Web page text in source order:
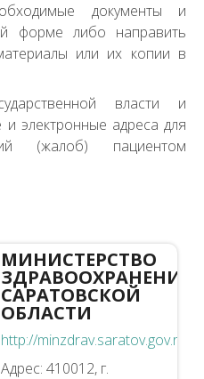
документы и
форме либо направить
или их копии в
власти и
электронные адреса для
(жалоб) пациентом
МИНИСТЕРСТВО
ЗДРАВООХРАНЕНИЯ
САРАТОВСКОЙ
ОБЛАСТИ
http://minzdrav.saratov.gov.ru
Адрес: 410012, г.